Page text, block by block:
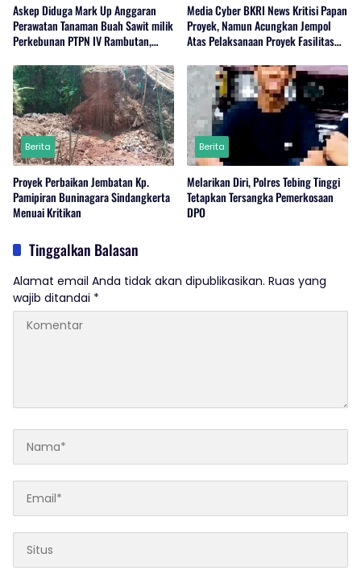
Askep Diduga Mark Up Anggaran
Perawatan Tanaman Buah Sawit milik
Perkebunan PTPN IV Rambutan,
Media Cyber BKRI News Kritisi Papan
Proyek, Namun Acungkan Jempol
Atas Pelaksanaan Proyek Fasilitas
Berita
Proyek Perbaikan Jembatan Kp.
Pamipiran Buninagara Sindangkerta
Menuai Kritikan
Berita
Melarikan Diri, Polres Tebing Tinggi
Tetapkan Tersangka Pemerkosaan
DPO
Tinggalkan Balasan
Alamat email Anda tidak akan dipublikasikan. Ruas yang
wajib ditandai *